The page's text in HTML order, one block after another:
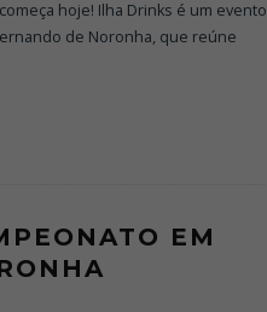
hoje! Ilha Drinks é um evento
de Noronha, que reúne
EM